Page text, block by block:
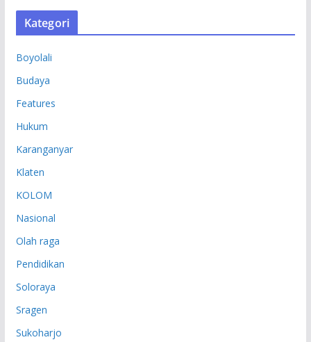
S
Kategori
Boyolali
Budaya
Features
Hukum
Karanganyar
Klaten
KOLOM
Nasional
Olah raga
Pendidikan
Soloraya
Sragen
Sukoharjo